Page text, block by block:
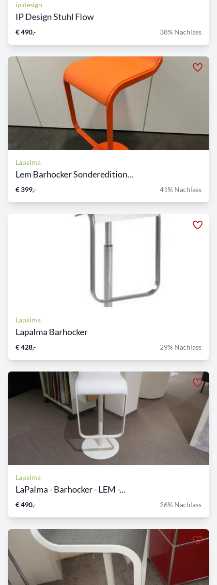
ip design
IP Design Stuhl Flow
€ 490,- 38% Nachlass
Lapalma
Lem Barhocker Sonderedition...
€ 399,- 41% Nachlass
Lapalma
Lapalma Barhocker
€ 428,- 29% Nachlass
Lapalma
LaPalma - Barhocker - LEM -...
€ 490,- 26% Nachlass